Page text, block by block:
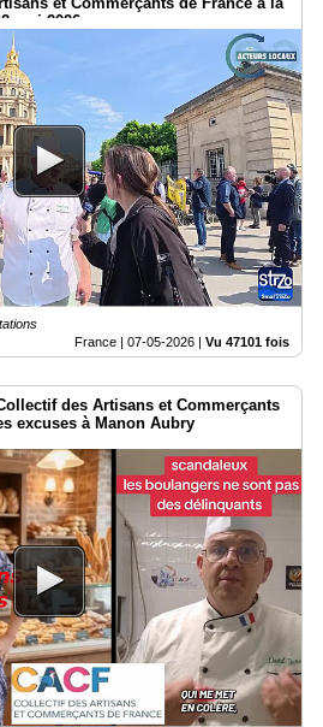
mai 2026
France | 07-05-2026 | Vu 47101 fois
des Artisans et Commerçants
excuses à Manon Aubry